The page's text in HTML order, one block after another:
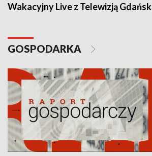
Wakacyjny Live z Telewizją Gdańsk
GOSPODARKA